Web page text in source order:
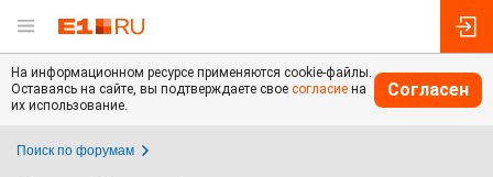
На информационном ресурсе применяются cookie-файлы.
Оставаясь на сайте, вы подтверждаете свое согласие на
их использование.
Согласен
Поиск по форумам